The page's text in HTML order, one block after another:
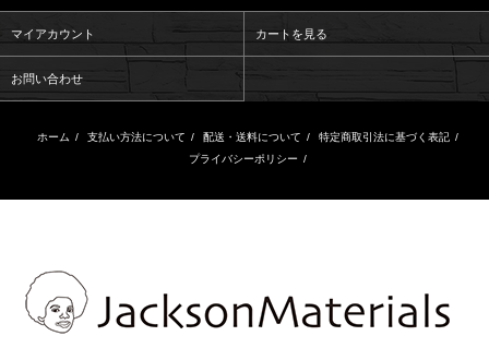
マイアカウント カートを見る
お問い合わせ
ホーム / 支払い方法について / 配送・送料について / 特定商取引法に基づく表記 /
プライバシーポリシー /